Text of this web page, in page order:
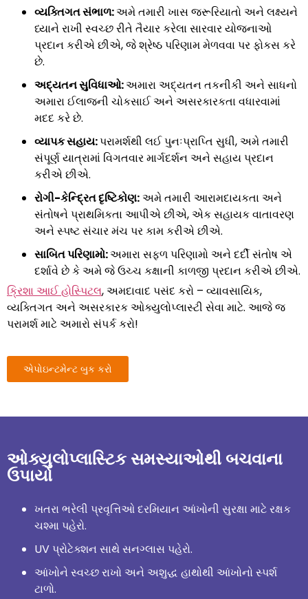
વ્યક્તિગત સંભાળ:અમે તમારી ખાસ જરૂરિયાતો અને લક્ષ્યને
ધ્યાને રાખી સ્વચ્છ રીતે તૈયાર કરેલા સારવાર યોજનાઓ
પ્રદાન કરીએ છીએ, જે શ્રેષ્ઠ પરિણામ મેળવવા પર ફોકસ કરે
છે.
અદ્યતન સુવિધાઓ:અમારા અદ્યતન તકનીકી અને સાધનો
અમારા ઈલાજની ચોકસાઈ અને અસરકારકતા વધારવામાં
મદદ કરે છે.
વ્યાપક સહાય:પરામર્શથી લઈ પુનઃપ્રાપ્તિ સુધી, અમે તમારી
સંપૂર્ણ યાત્રામાં વિગતવાર માર્ગદર્શન અને સહાય પ્રદાન
કરીએ છીએ.
રોગી-કેન્દ્રિત દૃષ્ટિકોણ:અમે તમારી આરામદાયકતા અને
સંતોષને પ્રાથમિકતા આપીએ છીએ, એક સહાયક વાતાવરણ
અને સ્પષ્ટ સંચાર મંચ પર કામ કરીએ છીએ.
સાબિત પરિણામો:અમારા સફળ પરિણામો અને દર્દી સંતોષ એ
દર્શાવે છે કે અમે જે ઉચ્ચ કક્ષાની કાળજી પ્રદાન કરીએ છીએ.
ક્રિશા આઈ હોસ્પિટલ, અમદાવાદ પસંદ કરો – વ્યાવસાયિક,
વ્યક્તિગત અને અસરકારક ઓક્યુલોપ્લાસ્ટી સેવા માટે. આજે જ
પરામર્શ માટે અમારો સંપર્ક કરો!
એપોઇન્ટમેન્ટ બુક કરો
ઓક્યુલોપ્લાસ્ટિક સમસ્યાઓથી બચવાના
ઉપાયો
ખતરા ભરેલી પ્રવૃત્તિઓ દરમિયાન આંખોની સુરક્ષા માટે રક્ષક
ચશ્મા પહેરો.
UV પ્રોટેક્શન સાથે સનગ્લાસ પહેરો.
આંખોને સ્વચ્છ રાખો અને અશુદ્ધ હાથોથી આંખોનો સ્પર્શ
ટાળો.